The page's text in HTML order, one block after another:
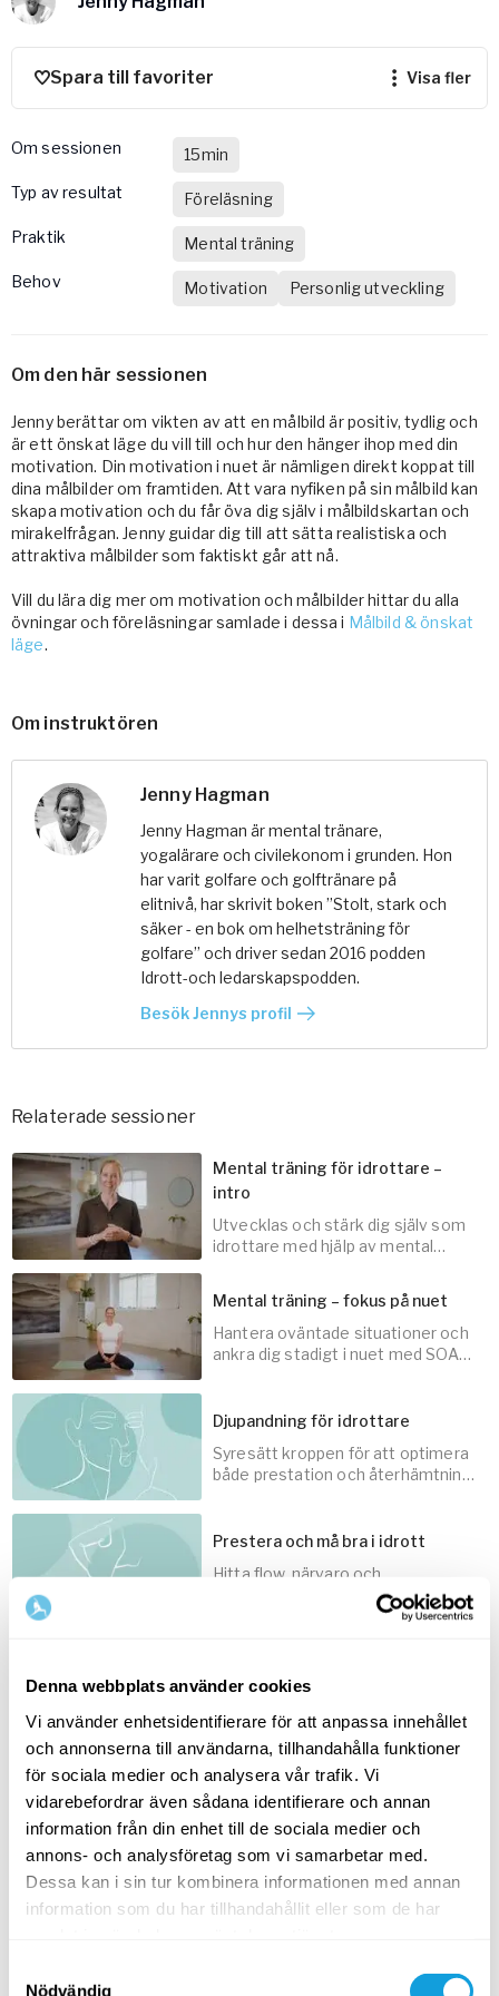
Denna webbplats använder cookies
Vi använder enhetsidentifierare för att anpassa innehållet
och annonserna till användarna, tillhandahålla funktioner
för sociala medier och analysera vår trafik. Vi
vidarebefordrar även sådana identifierare och annan
information från din enhet till de sociala medier och
annons- och analysföretag som vi samarbetar med.
Dessa kan i sin tur kombinera informationen med annan
information som du har tillhandahållit eller som de har
Nödvändig
Vården – Yogobe Health & Care
Så stöttar Yogobe patienter, förskrivare och sjukvården
FaR
Fysisk aktivitet på recept
Stöd till arbetsgivare, försäkringsbolag & organisationer
Arbetsgivare
Pausa Smart
Yogobe för yogalärare
Spara till favoriter visa fler
Om sessionen
15min
Typ av resultat
Föreläsning
Praktik
Mental träning
Behov
Motivation Personlig utveckling
Om den här sessionen
Jenny berättar om vikten av att en målbild är positiv, tydlig och
är ett önskat läge du vill till och hur den hänger ihop med din
motivation. Din motivation i nuet är nämligen direkt koppat till
dina målbilder om framtiden. Att vara nyfiken på sin målbild kan
skapa motivation och du får öva dig själv i målbildskartan och
mirakelfrågan. Jenny guidar dig till att sätta realistiska och
attraktiva målbilder som faktiskt går att nå.
Vill du lära dig mer om motivation och målbilder hittar du alla
övningar och föreläsningar samlade i dessa i Målbild & önskat
läge.
Om instruktören
Jenny Hagman
Jenny Hagman är mental tränare,
yogalärare och civilekonom i grunden. Hon
har varit golfare och golftränare på
elitnivå, har skrivit boken ”Stolt, stark och
säker - en bok om helhetsträning för
golfare” och driver sedan 2016 podden
Idrott-och ledarskapspodden.
Besök Jennys profil
Relaterade sessioner
3min
Mental träning för idrottare –
intro
Utvecklas och stärk dig själv som
idrottare med hjälp av mental
Mental träning – fokus på nuet
Hantera oväntade situationer och
ankra dig stadigt i nuet med SOAS
Djupandning för idrottare
Syresätt kroppen för att optimera
både prestation och återhämtning
Prestera och må bra i idrott
Hitta flow, närvaro och
koncentration i din idrott samt
hantera prestation med hjälp av
15min
Mental träning och må bra på
resan mot dina mål som idrottare,
Relaterade temasidor